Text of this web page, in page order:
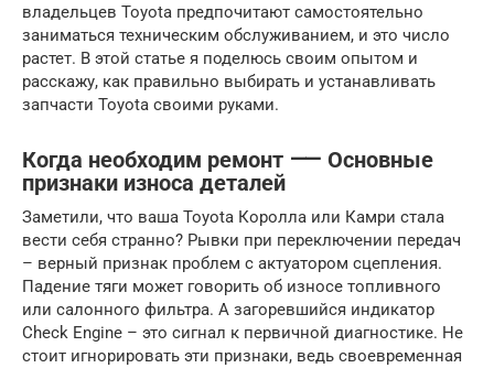
владельцев Toyota предпочитают самостоятельно
заниматься техническим обслуживанием, и это число
растет. В этой статье я поделюсь своим опытом и
расскажу, как правильно выбирать и устанавливать
запчасти Toyota своими руками.
Когда необходим ремонт ⸺ Основные
признаки износа деталей
Заметили, что ваша Toyota Королла или Камри стала
вести себя странно? Рывки при переключении передач
– верный признак проблем с актуатором сцепления.
Падение тяги может говорить об износе топливного
или салонного фильтра. А загоревшийся индикатор
Check Engine – это сигнал к первичной диагностике. Не
стоит игнорировать эти признаки, ведь своевременная